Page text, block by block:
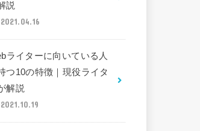
説
2021.04.16
ライターに向いている人
つ10の特徴｜現役ライタ
解説
2021.10.19